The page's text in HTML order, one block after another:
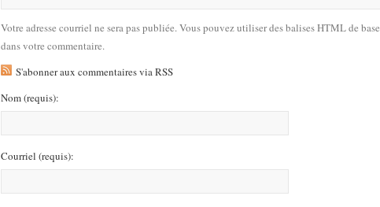
Votre adresse courriel ne sera pas publiée. Vous pouvez utiliser des balises HTML de base
dans votre commentaire.
S'abonner aux commentaires via RSS
Nom(requis):
Courriel (requis):